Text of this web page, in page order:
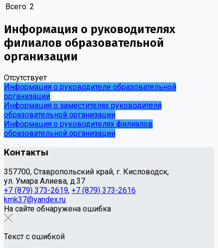
Всего: 2
Информация о руководителях
филиалов образовательной
организации
Отсутствует
Информация о руководителе образовательной
организации
Информация о заместителях руководителя
образовательной организации
Информация о руководителях филиалов
образовательной организации
Контакты
357700, Ставропольский край, г. Кисловодск,
ул. Умара Алиева, д.37
+7 (879) 373-2619, +7 (879) 373-2616
kmk37@yandex.ru
На сайте обнаружена ошибка
Текст с ошибкой